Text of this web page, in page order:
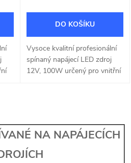
DO KOŠÍKU
Vysoce kvalitní profesionální
spínaný napájecí LED zdroj
12V, 100W určený pro vnitřní
NA NAPÁJECÍCH